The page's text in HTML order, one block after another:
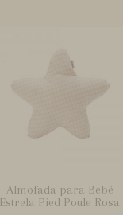
Almofada para Bebê
Estrela Pied Poule Rosa